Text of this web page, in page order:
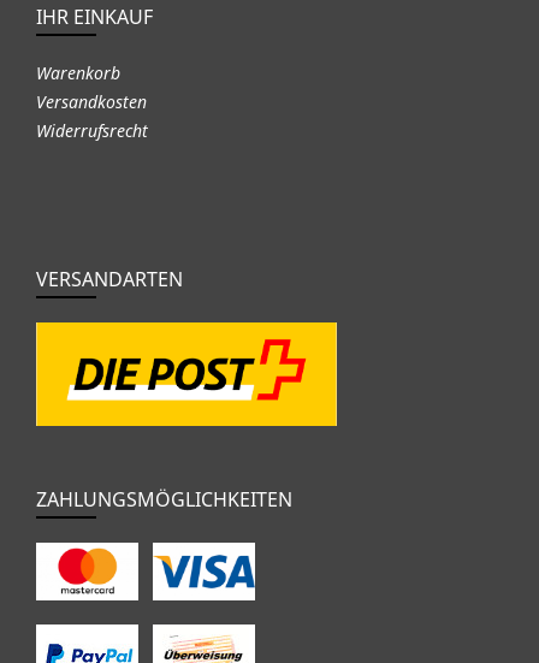
IHR EINKAUF
Warenkorb
Versandkosten
Widerrufsrecht
VERSANDARTEN
ZAHLUNGSMÖGLICHKEITEN